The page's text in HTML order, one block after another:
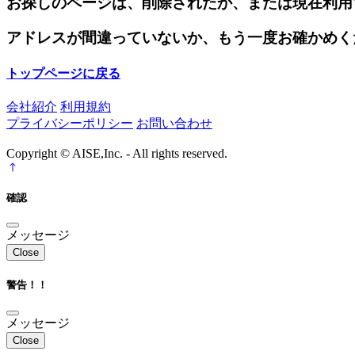
アドレスが間違っていないか、もう一度お確かめ
トップページに戻る
会社紹介 利用規約
プライバシーポリシー お問い合わせ
Copyright © AISE,Inc. - All rights reserved.
確認
メッセージ
Close
警告！！
メッセージ
Close